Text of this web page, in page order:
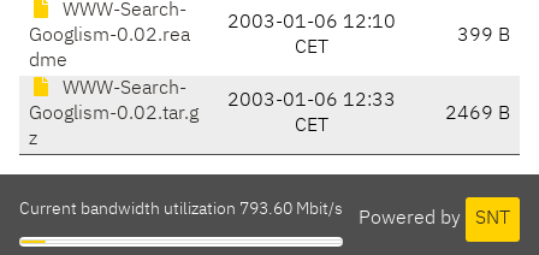
WWW-Search-
Googlism-0.02.rea
dme
2003-01-06 12:10
CET
399 B
WWW-Search-
Googlism-0.02.tar.g
z
2003-01-06 12:33
CET
2469 B
Powered by SNT
Current bandwidth utilization 793.60 Mbit/s